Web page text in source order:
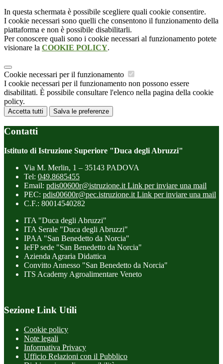
In questa schermata è possibile scegliere quali cookie consentire.
I cookie necessari sono quelli che consentono il funzionamento della
piattaforma e non è possibile disabilitarli.
Per conoscere quali sono i cookie necessari al funzionamento potete
visionare la COOKIE POLICY.
Cookie necessari per il funzionamento
I cookie necessari per il funzionamento non possono essere
disabilitati. È possibile consultare l'elenco nella pagina della cookie
policy.
Accetta tutti Salva le preferenze
Contatti
Istituto di Istruzione Superiore "Duca degli Abruzzi"
Via M. Merlin, 1 – 35143 PADOVA
Tel: 049.8685455
Email: pdis00600r@istruzione.it Link per inviare una mail
PEC: pdis00600r@pec.istruzione.it Link per inviare una mail
C.F.: 80014540282
ITA "Duca degli Abruzzi"
ITA Serale "Duca degli Abruzzi"
IPAA "San Benedetto da Norcia"
IeFP sede "San Benedetto da Norcia"
Azienda Agraria Didattica
Convitto Annesso "San Benedetto da Norcia"
ITS Academy Agroalimentare Veneto
Sezione Link Utili
Cookie policy
Note legali
Informativa Privacy
Ufficio Relazioni con il Pubblico